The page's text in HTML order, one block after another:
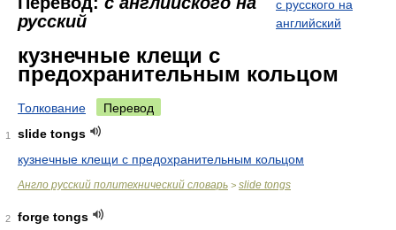
русский
с русского на
английский
кузнечные клещи с
предохранительным кольцом
Толкование Перевод
1
slide tongs
кузнечные клещи с предохранительным кольцом
Англо русский политехнический словарь > slide tongs
2
forge tongs